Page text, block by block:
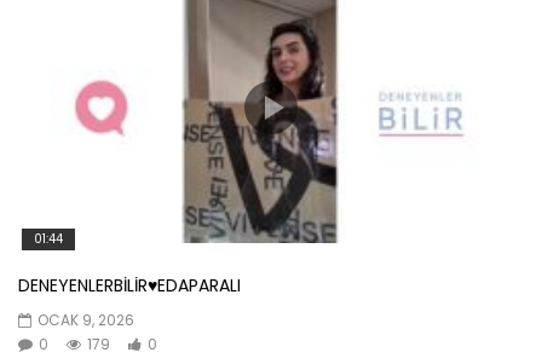
01:44
DENEYENLERBİLİR♥️EDAPARALI
OCAK 9, 2026
0
179 0